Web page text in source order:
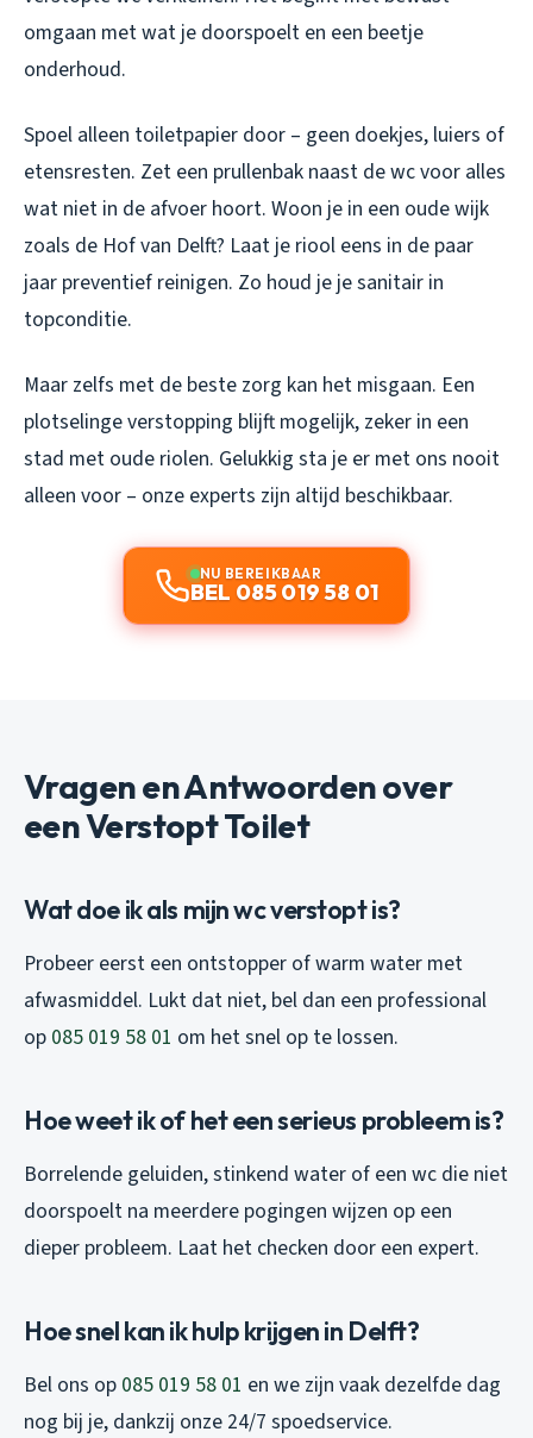
omgaan met wat je doorspoelt en een beetje
onderhoud.
Spoel alleen toiletpapier door – geen doekjes, luiers of
etensresten. Zet een prullenbak naast de wc voor alles
wat niet in de afvoer hoort. Woon je in een oude wijk
zoals de Hof van Delft? Laat je riool eens in de paar
jaar preventief reinigen. Zo houd je je sanitair in
topconditie.
Maar zelfs met de beste zorg kan het misgaan. Een
plotselinge verstopping blijft mogelijk, zeker in een
stad met oude riolen. Gelukkig sta je er met ons nooit
alleen voor – onze experts zijn altijd beschikbaar.
NU BEREIKBAAR
BEL 085 019 58 01
Vragen en Antwoorden over
een Verstopt Toilet
Wat doe ik als mijn wc verstopt is?
Probeer eerst een ontstopper of warm water met
afwasmiddel. Lukt dat niet, bel dan een professional
op 085 019 58 01 om het snel op te lossen.
Hoe weet ik of het een serieus probleem is?
Borrelende geluiden, stinkend water of een wc die niet
doorspoelt na meerdere pogingen wijzen op een
dieper probleem. Laat het checken door een expert.
Hoe snel kan ik hulp krijgen in Delft?
Bel ons op 085 019 58 01 en we zijn vaak dezelfde dag
nog bij je, dankzij onze 24/7 spoedservice.